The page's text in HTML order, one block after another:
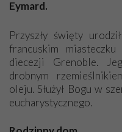
odstępstw, także w
wymiarze tak osobistym,
konieczności ciągłego
Opatrzności.
przynajmniej w życiu
nieszczęściem i
przychodziły na
przewodników o
Eymard.
Przyszły święty
francuskim
diecezji Grenoble.
drobnym
oleju. Służył Bogu w
eucharystycznego.